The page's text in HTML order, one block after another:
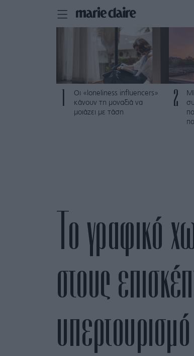
Οι «loneliness influencers»
κάνουν τη μοναξιά να
μοιάζει με τάση
2
Το γραφικό
στους
υπερτουρισμό